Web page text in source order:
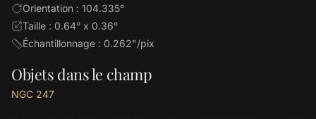
Orientation : 104.335°
Taille : 0.64° x 0.36°
Échantillonnage : 0.262"/pix
Objets dans le champ
NGC 247